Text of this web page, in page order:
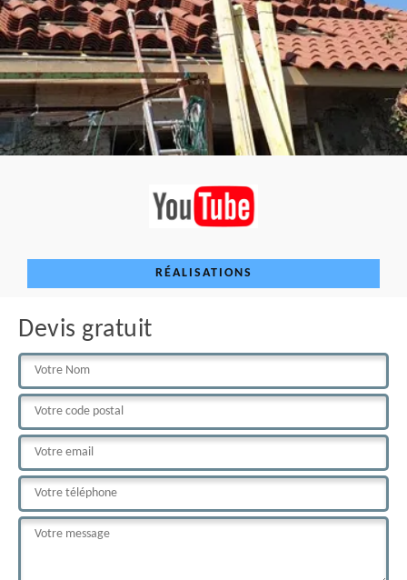
RÉALISATIONS
Devis gratuit